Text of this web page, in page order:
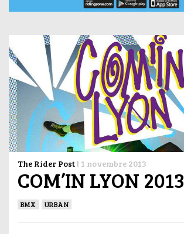
The Rider Post | 1 novembre 2013
COM’IN LYON 2013
BMX URBAN